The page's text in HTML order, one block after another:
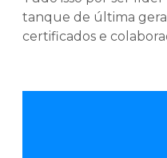
tanque de última
certificados e